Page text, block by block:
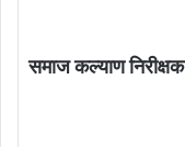
समाज कल्याण निरीक्षक